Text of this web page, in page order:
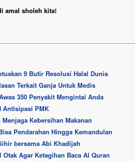
amal sholeh kita!
9 Butir Resolusi Halal Dunia
Terkait Ganja Untuk Medis
350 Penyakit Mengintai Anda
Antisipasi PMK
Kebersihan Makanan
Pendarahan Hingga Kemandulan
bersama Abi Khadijah
Agar Ketagihan Baca Al Quran